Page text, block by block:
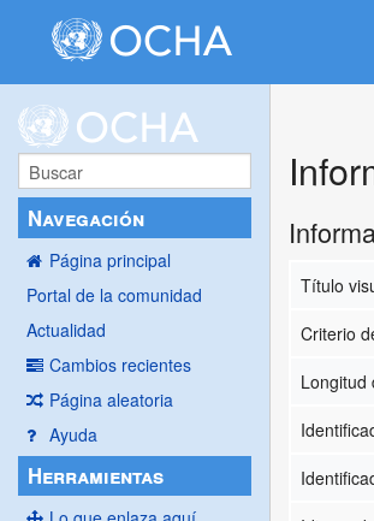
Navegación
Página principal
Portal de la comunidad
Actualidad
Cambios recientes
Página aleatoria
Ayuda
Herramientas
Título
Criterio
Longitud